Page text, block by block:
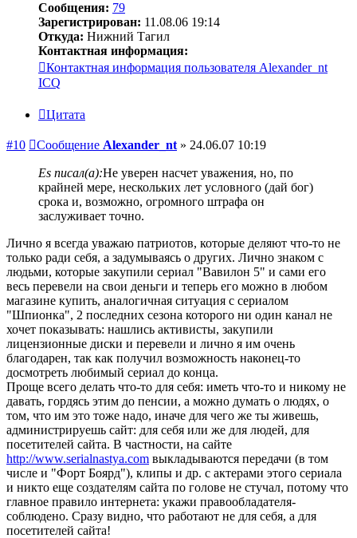
Сообщения: 79
Зарегистрирован: 11.08.06 19:14
Откуда: Нижний Тагил
Контактная информация:
Контактная информация пользователя Alexander_nt
ICQ
Цитата
#10 Сообщение Alexander_nt » 24.06.07 10:19
Es писал(а):Не уверен насчет уважения, но, по
крайней мере, нескольких лет условного (дай бог)
срока и, возможно, огромного штрафа он
заслуживает точно.
Лично я всегда уважаю патриотов, которые деляют что-то не
только ради себя, а задумываясь о других. Лично знаком с
людьми, которые закупили сериал "Вавилон 5" и сами его
весь перевели на свои деньги и теперь его можно в любом
магазине купить, аналогичная ситуация с сериалом
"Шпионка", 2 последних сезона которого ни один канал не
хочет показывать: нашлись активисты, закупили
лицензионные диски и перевели и лично я им очень
благодарен, так как получил возможность наконец-то
досмотреть любимый сериал до конца.
Проще всего делать что-то для себя: иметь что-то и никому не
давать, гордясь этим до пенсии, а можно думать о людях, о
том, что им это тоже надо, иначе для чего же ты живешь,
администрируешь сайт: для себя или же для людей, для
посетителей сайта. В частности, на сайте
http://www.serialnastya.com выкладываются передачи (в том
числе и "Форт Боярд"), клипы и др. с актерами этого сериала
и никто еще создателям сайта по голове не стучал, потому что
главное правило интернета: укажи правообладателя-
соблюдено. Сразу видно, что работают не для себя, а для
посетителей сайта!